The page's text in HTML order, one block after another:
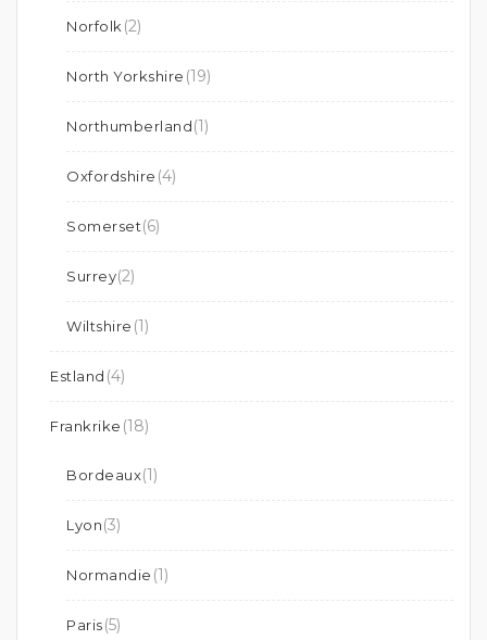
Norfolk (2)
North Yorkshire (19)
Northumberland(1)
Oxfordshire (4)
Somerset(6)
Surrey(2)
Wiltshire (1)
Estland (4)
Frankrike (18)
Bordeaux(1)
Lyon(3)
Normandie (1)
Paris(5)